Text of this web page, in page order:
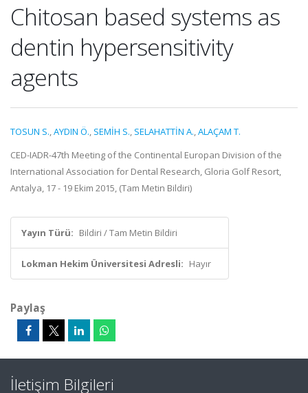
Chitosan based systems as
dentin hypersensitivity
agents
TOSUN S.,AYDIN Ö., SEMİH S., SELAHATTİN A.,ALAÇAM T.
CED-IADR-47th Meeting of the Continental Europan Division of the
International Association for Dental Research, Gloria Golf Resort,
Antalya, 17 - 19 Ekim 2015, (Tam Metin Bildiri)
Yayın Türü: Bildiri / Tam Metin Bildiri
Lokman Hekim Üniversitesi Adresli: Hayır
Paylaş
İletişim Bilgileri